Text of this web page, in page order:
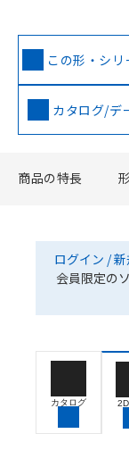
この形・シ
カタログ/デ
商品の特長
ログイン /
会員限定の
カタログ